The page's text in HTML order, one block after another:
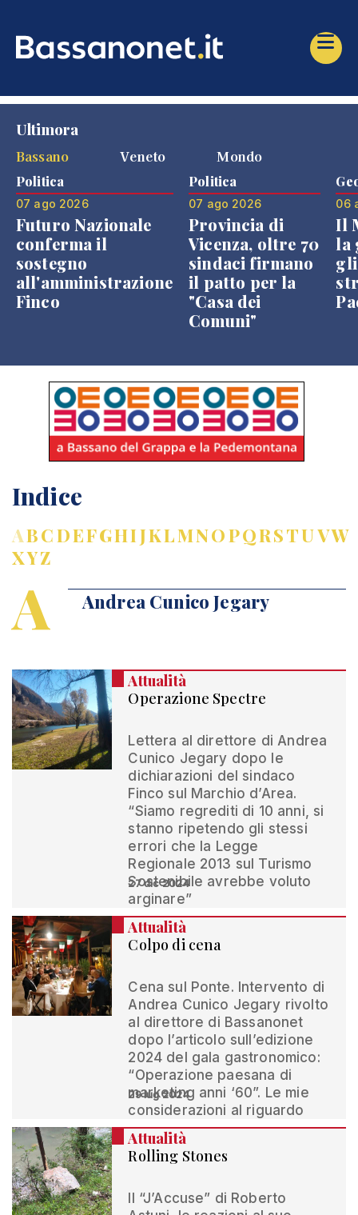
Ultimora
Bassano
Veneto Mondo
Politica
07 ago 2026
Futuro Nazionale
conferma il
sostegno
all'amministrazione
Finco
Politica
07 ago 2026
Provincia di
Vicenza, oltre 70
sindaci firmano
il patto per la
"Casa dei
Comuni"
06
Il
la
Indice
ABCDEFGHIJKLMNOPQRSTUVW
XYZ
A Andrea Cunico Jegary
Attualità
Operazione Spectre
Lettera al direttore di Andrea
Cunico Jegary dopo le
dichiarazioni del sindaco
Finco sul Marchio d’Area.
“Siamo regrediti di 10 anni, si
stanno ripetendo gli stessi
errori che la Legge
Regionale 2013 sul Turismo
Sostenibile avrebbe voluto
arginare”
27 dic 2024
Attualità
Colpo di cena
Cena sul Ponte. Intervento di
Andrea Cunico Jegary rivolto
al direttore di Bassanonet
dopo l’articolo sull’edizione
2024 del gala gastronomico:
“Operazione paesana di
marketing anni ‘60”. Le mie
considerazioni al riguardo
29 lug 2024
Attualità
Rolling Stones
Il “J’Accuse” di Roberto